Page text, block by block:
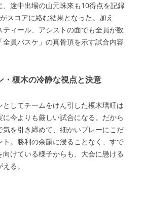
、途中出場の山元珠來も10得点を記録
スコアに絡む結果となった。加え
ティール、アシストの面でも全員が数
員バスケ」の真骨頂を示す試合内容
・榎木の冷静な視点と決意
してチームをけん引した榎木璃旺は
に今よりも厳しい試合になる。だから
気を引き締めて、細かいプレーにこだ
ト。勝利の余韻に浸ることなく、すで
向けている様子からも、大会に懸ける
る。